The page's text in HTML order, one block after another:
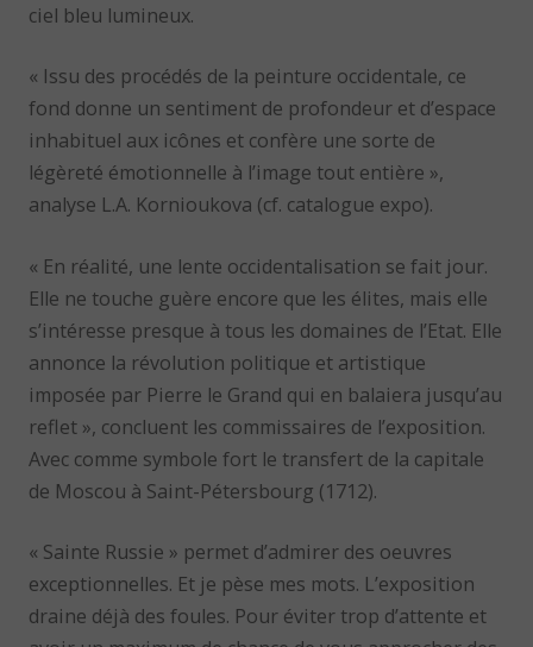
ciel bleu lumineux.
« Issu des procédés de la peinture occidentale, ce
fond donne un sentiment de profondeur et d’espace
inhabituel aux icônes et confère une sorte de
légèreté émotionnelle à l’image tout entière »,
analyse L.A. Kornioukova (cf. catalogue expo).
« En réalité, une lente occidentalisation se fait jour.
Elle ne touche guère encore que les élites, mais elle
s’intéresse presque à tous les domaines de l’Etat. Elle
annonce la révolution politique et artistique
imposée par Pierre le Grand qui en balaiera jusqu’au
reflet », concluent les commissaires de l’exposition.
Avec comme symbole fort le transfert de la capitale
de Moscou à Saint-Pétersbourg (1712).
« Sainte Russie » permet d’admirer des oeuvres
exceptionnelles. Et je pèse mes mots. L’exposition
draine déjà des foules. Pour éviter trop d’attente et